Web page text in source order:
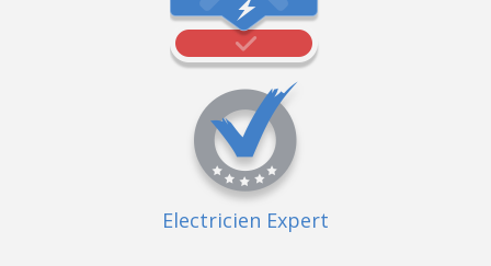
Electricien Expert